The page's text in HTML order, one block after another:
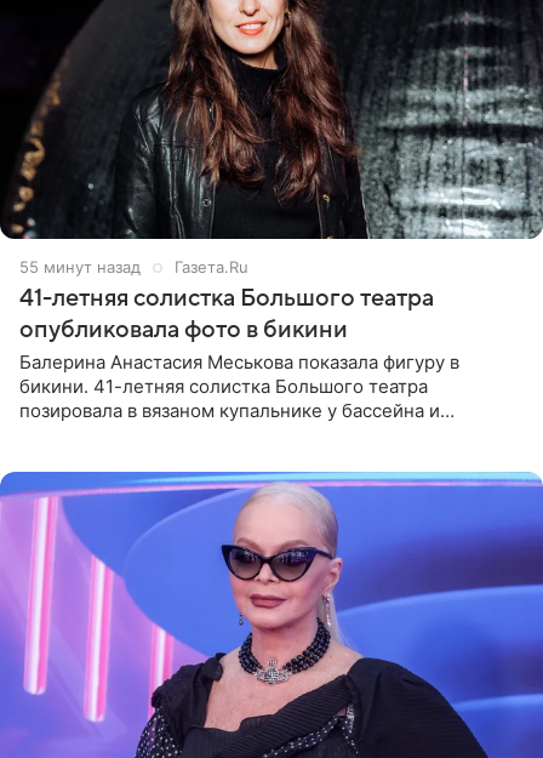
55 минут назад Газета.Ru
41-летняя солистка Большого театра
опубликовала фото в бикини
Балерина Анастасия Меськова показала фигуру в
бикини. 41-летняя солистка Большого театра
позировала в вязаном купальнике у бассейна и